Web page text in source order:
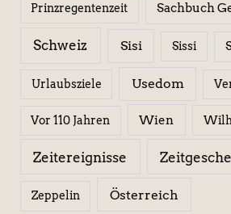
Prinzregentenzeit Sachbuch
Schweiz Sisi Sissi
Urlaubsziele Usedom
Vor 110 Jahren Wien
Zeitereignisse
Zeppelin Österreich